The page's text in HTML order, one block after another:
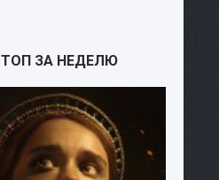
ТОП ЗА НЕДЕЛЮ